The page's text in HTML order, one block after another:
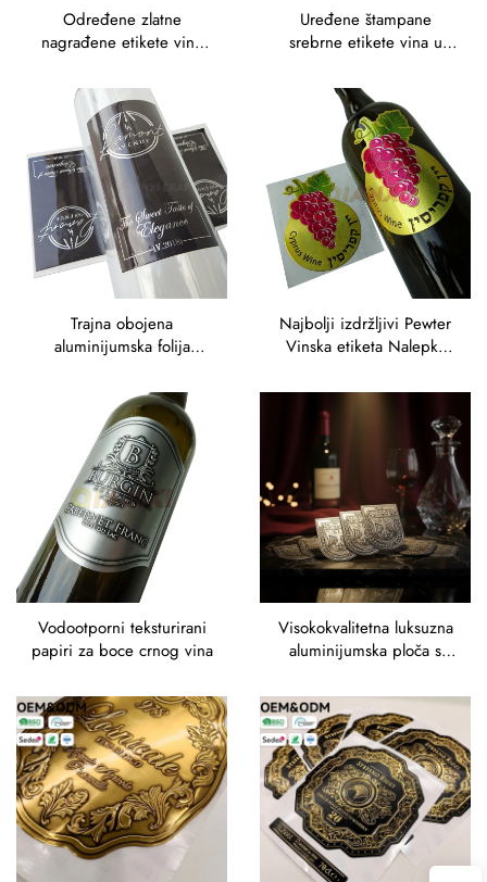
Određene zlatne
nagrađene etikete vina
dizajnerski naljepnice
Uređene štampane
srebrne etikete vina u
Trajna obojena
aluminijumska folija
osobna zlatna oznaka
parfem teksturirani papir
natpisna oznaka vina
Najbolji izdržljivi Pewter
Vinska etiketa Nalepka
Privatna zlatna etiketa
Parfem teksturirana
papirna etiketa Nalepka
Vodootporni teksturirani
papiri za boce crnog vina
Visokokvalitetna luksuzna
aluminijumska ploča s
vodootporna natpisnica za
boce premium crveno
vino